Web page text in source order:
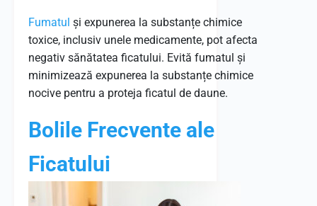
Fumatul și expunerea la substanțe chimice
toxice, inclusiv unele medicamente, pot afecta
negativ sănătatea ficatului. Evită fumatul și
minimizează expunerea la substanțe chimice
nocive pentru a proteja ficatul de daune.
Bolile Frecvente ale
Ficatului